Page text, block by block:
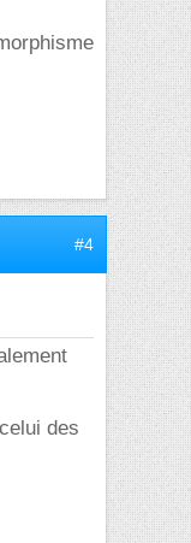
#4
des